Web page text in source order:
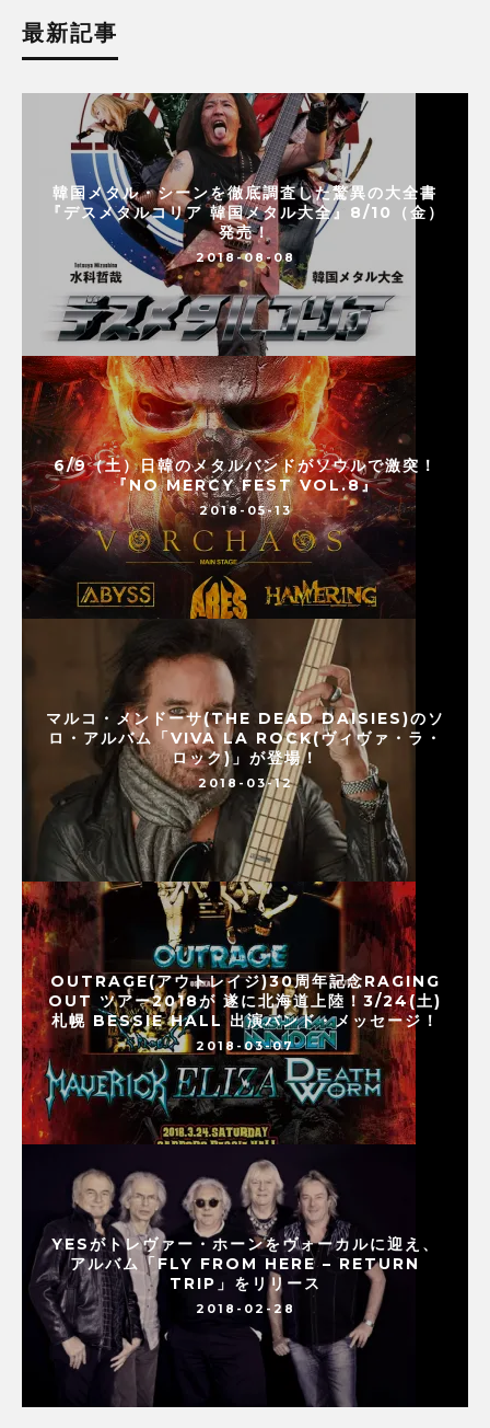
最新記事
韓国メタル・シーンを徹底調査した驚異の大全書
『デスメタルコリア 韓国メタル大全』8/10（金）
発売！
2018-08-08
6/9（土）日韓のメタルバンドがソウルで激突！
『NO MERCY FEST VOL.8』
2018-05-13
マルコ・メンドーサ(THE DEAD DAISIES)のソ
ロ・アルバム「VIVA LA ROCK(ヴィヴァ・ラ・
ロック)」が登場！
2018-03-12
OUTRAGE(アウトレイジ)30周年記念RAGING
OUT ツアー2018が 遂に北海道上陸！3/24(土)
札幌 BESSIE HALL 出演バンド・メッセージ！
2018-03-07
YESがトレヴァー・ホーンをヴォーカルに迎え、
アルバム「FLY FROM HERE – RETURN
TRIP」をリリース
2018-02-28